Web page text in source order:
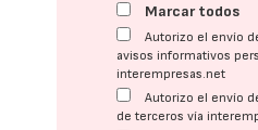
Marcar todos
Autorizo el envío
avisos informativos
interempresas.net
Autorizo el envío
de terceros vía